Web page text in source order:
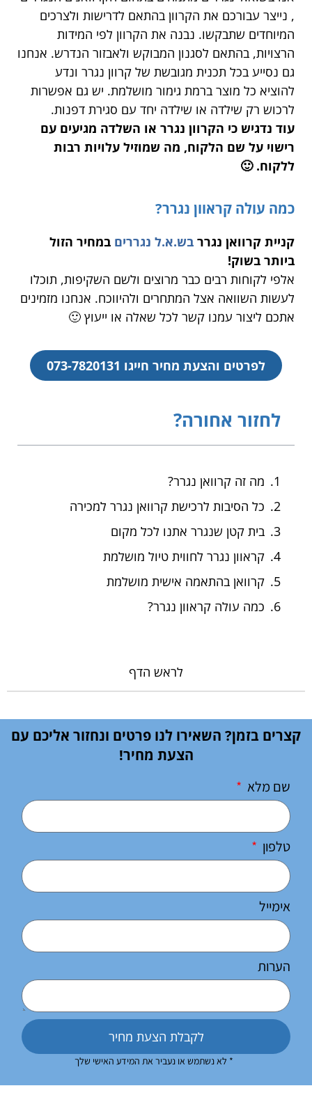
, נייצר עבורכם את הקרוון בהתאם לדרישות ולצרכים
המיוחדים שתבקשו. נבנה את הקרוון לפי המידות
הרצויות, בהתאם לסגנון המבוקש ולאבזור הנדרש. אנחנו
גם נסייע בכל תכנית מגובשת של קרוון נגרר ונדע
להוציא כל מוצר ברמת גימור מושלמת. יש גם אפשרות
לרכוש רק שילדה או שילדה יחד עם סגירת דפנות.
עוד נדגיש כי הקרוון נגרר או השלדה מגיעים עם
רישוי על שם הלקוח, מה שמוזיל עלויות רבות
ללקוח. 🙂
כמה עולה קראוון נגרר?
קניית קרוואן נגרר בש.א.ל נגררים במחיר הזול
ביותר בשוק!
אלפי לקוחות רבים כבר מרוצים ולשם השקיפות, תוכלו
לעשות השוואה אצל המתחרים ולהיווכח. אנחנו מזמינים
אתכם ליצור עמנו קשר לכל שאלה או ייעוץ 🙂
לפרטים והצעת מחיר חייגו 073-7820131
לחזור אחורה?
מה זה קרוואן נגרר?
כל הסיבות לרכישת קרוואן נגרר למכירה
בית קטן שנגרר אתנו לכל מקום
קראוון נגרר לחווית טיול מושלמת
קרוואן בהתאמה אישית מושלמת
כמה עולה קראוון נגרר?
לראש הדף
קצרים בזמן? השאירו לנו פרטים ונחזור אליכם עם
הצעת מחיר!
שם מלא
טלפון
אימייל
הערות
לקבלת הצעת מחיר
* לא נשתמש או נעביר את המידע האישי שלך